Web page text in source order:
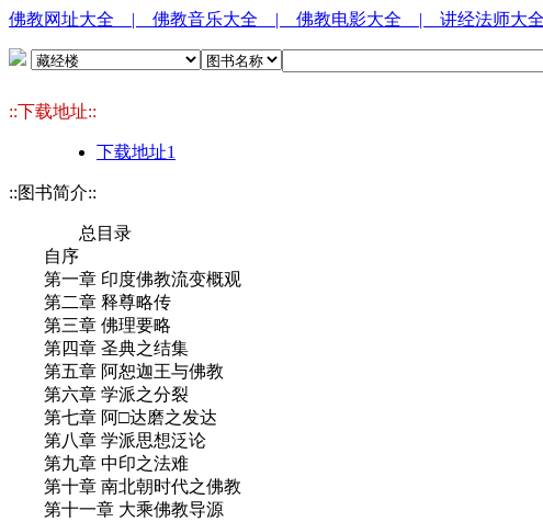
佛教网址大全 | 佛教音乐大全 | 佛教电影大全 | 讲经法师大
::下载地址::
下载地址1
::图书简介::
总目录
自序
第一章 印度佛教流变概观
第二章 释尊略传
第三章 佛理要略
第四章 圣典之结集
第五章 阿恕迦王与佛教
第六章 学派之分裂
第七章 阿□达磨之发达
第八章 学派思想泛论
第九章 中印之法难
第十章 南北朝时代之佛教
第十一章 大乘佛教导源